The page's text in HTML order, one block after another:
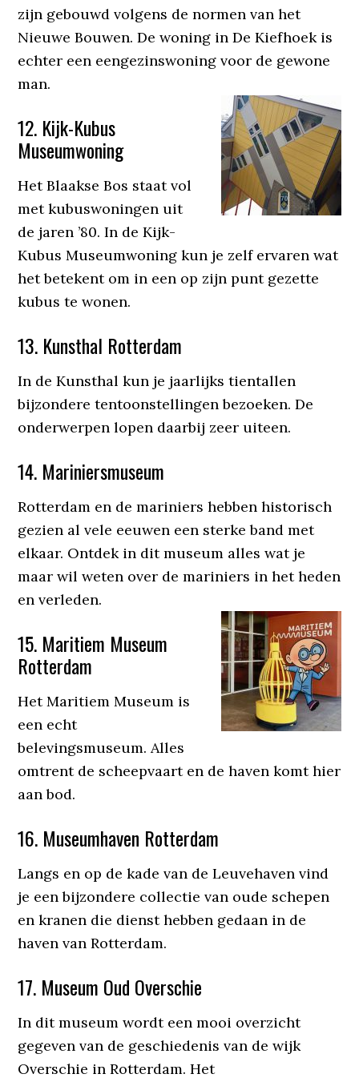
zijn gebouwd volgens de normen van het
Nieuwe Bouwen. De woning in De Kiefhoek is
echter een eengezinswoning voor de gewone
man.
12. Kijk-Kubus
Museumwoning
Het Blaakse Bos staat vol
met kubuswoningen uit
de jaren ’80. In de Kijk-
Kubus Museumwoning kun je zelf ervaren wat
het betekent om in een op zijn punt gezette
kubus te wonen.
13. Kunsthal Rotterdam
In de Kunsthal kun je jaarlijks tientallen
bijzondere tentoonstellingen bezoeken. De
onderwerpen lopen daarbij zeer uiteen.
14. Mariniersmuseum
Rotterdam en de mariniers hebben historisch
gezien al vele eeuwen een sterke band met
elkaar. Ontdek in dit museum alles wat je
maar wil weten over de mariniers in het heden
en verleden.
15. Maritiem Museum
Rotterdam
Het Maritiem Museum is
een echt
belevingsmuseum. Alles
omtrent de scheepvaart en de haven komt hier
aan bod.
16. Museumhaven Rotterdam
Langs en op de kade van de Leuvehaven vind
je een bijzondere collectie van oude schepen
en kranen die dienst hebben gedaan in de
haven van Rotterdam.
17. Museum Oud Overschie
In dit museum wordt een mooi overzicht
gegeven van de geschiedenis van de wijk
Overschie in Rotterdam. Het